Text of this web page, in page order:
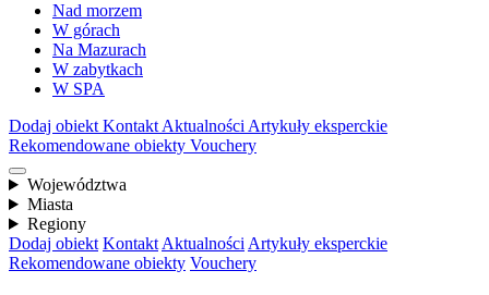
Nad morzem
W górach
Na Mazurach
W zabytkach
W SPA
Dodaj obiekt Kontakt Aktualności Artykuły eksperckie
Rekomendowane obiekty Vouchery
Województwa
Miasta
Regiony
Dodaj obiekt Kontakt Aktualności Artykuły eksperckie
Rekomendowane obiekty Vouchery